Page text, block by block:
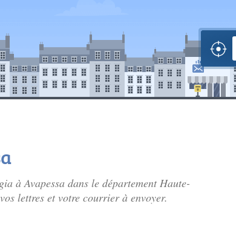
à Avapessa dans le département Haute-
lettres et votre courrier à envoyer.